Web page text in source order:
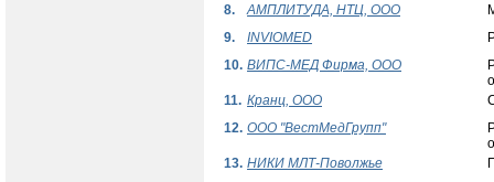
8. АМПЛИТУДА, НТЦ, ООО
9.
INVIOMED
10. ВИПС-МЕД Фирма, ООО
11. Кранц, ООО
12. ООО "ВестМедГрупп"
13. НИКИ МЛТ-Поволжье